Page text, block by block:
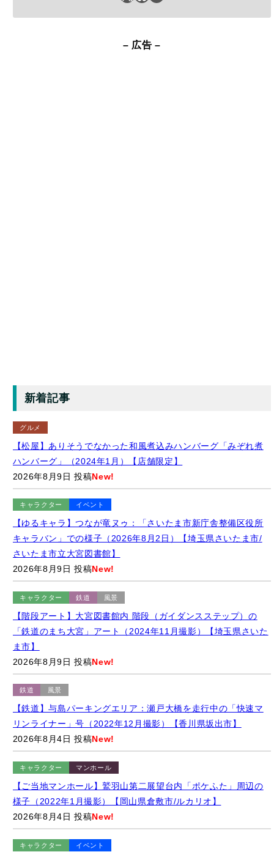
グルメ
【松屋】ありそうでなかった和風煮込みハンバーグ「みぞれ煮
ハンバーグ」（2024年1月）【店舗限定】
2026年8月9日 投稿
キャラクター イベント
【ゆるキャラ】つなが竜ヌゥ：「さいたま市新庁舎整備区役所
キャラバン」での様子（2026年8月2日）【埼玉県さいたま市/
さいたま市立大宮図書館】
2026年8月9日 投稿
【階段アート】大宮図書館内 階段（ガイダンスステップ）の
「鉄道のまち大宮」アート（2024年11月撮影）【埼玉県さいた
ま市】
2026年8月9日 投稿
【鉄道】与島パーキングエリア：瀬戸大橋を走行中の「快速マ
リンライナー」号（2022年12月撮影）【香川県坂出市】
2026年8月4日 投稿
New!
マンホール
【ご当地マンホール】鷲羽山第二展望台内「ポケふた」周辺の
様子（2022年1月撮影）【岡山県倉敷市/ルカリオ】
2026年8月4日 投稿
New!
キャラクター イベント
【ゆるバース2025】「ゆるバース2026」の開催地をサプライズ
発表するキャラクターたち（2025年9月28日）【東京都墨田区/